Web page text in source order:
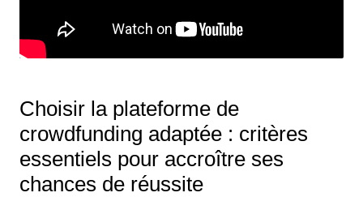
Choisir la plateforme de
crowdfunding adaptée : critères
essentiels pour accroître ses
chances de réussite